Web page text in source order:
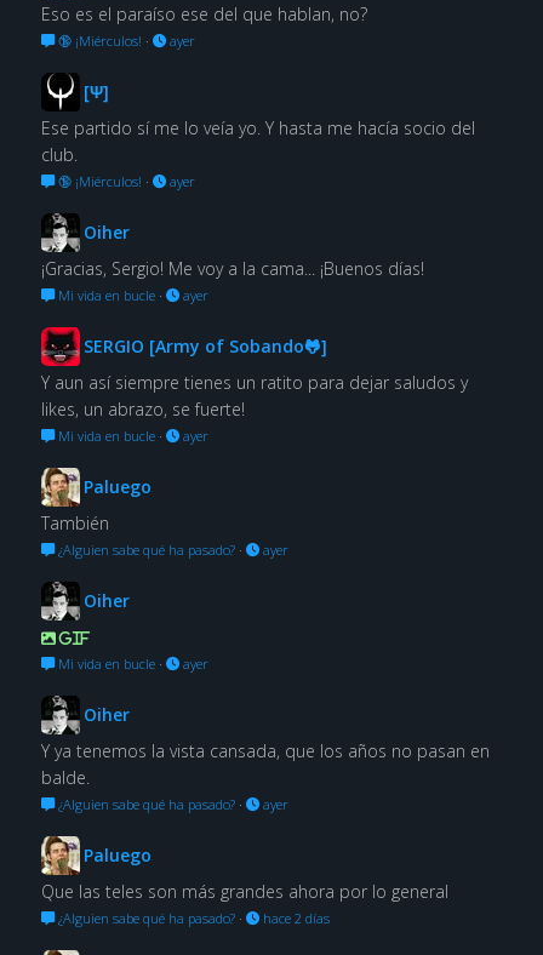
Eso es el paraíso ese del que hablan, no?
🔞 ¡Miérculos! · ayer
[Ψ]
Ese partido sí me lo veía yo. Y hasta me hacía socio del
club.
🔞 ¡Miérculos! · ayer
Oiher
¡Gracias, Sergio! Me voy a la cama... ¡Buenos días!
Mi vida en bucle· ayer
SERGIO [Army of Sobando🐸]
Y aun así siempre tienes un ratito para dejar saludos y
likes, un abrazo, se fuerte!
Mi vida en bucle· ayer
Paluego
También
¿Alguien sabe qué ha pasado?· ayer
Oiher
GIF
Mi vida en bucle· ayer
Oiher
Y ya tenemos la vista cansada, que los años no pasan en
balde.
¿Alguien sabe qué ha pasado?· ayer
Paluego
Que las teles son más grandes ahora por lo general
¿Alguien sabe qué ha pasado?· hace 2 días